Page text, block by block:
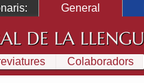
General
DE LA
Colaboradors